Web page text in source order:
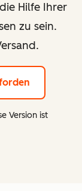
Hilfe Ihrer
zu sein.
Version ist